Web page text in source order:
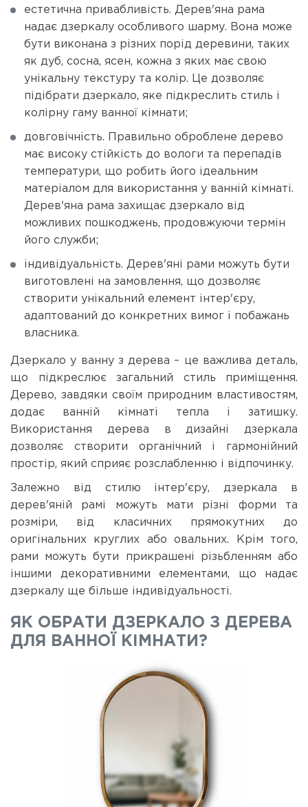
естетична привабливість. Дерев'яна рама
надає дзеркалу особливого шарму. Вона може
бути виконана з різних порід деревини, таких
як дуб, сосна, ясен, кожна з яких має свою
унікальну текстуру та колір. Це дозволяє
підібрати дзеркало, яке підкреслить стиль і
колірну гаму ванної кімнати;
довговічність. Правильно оброблене дерево
має високу стійкість до вологи та перепадів
температури, що робить його ідеальним
матеріалом для використання у ванній кімнаті.
Дерев'яна рама захищає дзеркало від
можливих пошкоджень, продовжуючи термін
його служби;
індивідуальність. Дерев'яні рами можуть бути
виготовлені на замовлення, що дозволяє
створити унікальний елемент інтер'єру,
адаптований до конкретних вимог і побажань
власника.
Дзеркало у ванну з дерева – це важлива деталь,
що підкреслює загальний стиль приміщення.
Дерево, завдяки своїм природним властивостям,
додає ванній кімнаті тепла і затишку.
Використання дерева в дизайні дзеркала
дозволяє створити органічний і гармонійний
простір, який сприяє розслабленню і відпочинку.
Залежно від стилю інтер'єру, дзеркала в
дерев'яній рамі можуть мати різні форми та
розміри, від класичних прямокутних до
оригінальних круглих або овальних. Крім того,
рами можуть бути прикрашені різьбленням або
іншими декоративними елементами, що надає
дзеркалу ще більше індивідуальності.
ЯК ОБРАТИ ДЗЕРКАЛО З ДЕРЕВА
ДЛЯ ВАННОЇ КІМНАТИ?